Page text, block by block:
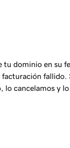
dominio en su
fallido.
lo cancelamos y